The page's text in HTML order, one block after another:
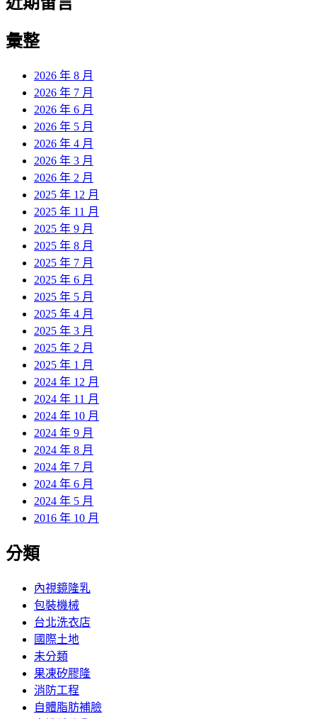
彙整
2026 年 8 月
2026 年 7 月
2026 年 6 月
2026 年 5 月
2026 年 4 月
2026 年 3 月
2026 年 2 月
2025 年 12 月
2025 年 11 月
2025 年 9 月
2025 年 8 月
2025 年 7 月
2025 年 6 月
2025 年 5 月
2025 年 4 月
2025 年 3 月
2025 年 2 月
2025 年 1 月
2024 年 12 月
2024 年 11 月
2024 年 10 月
2024 年 9 月
2024 年 8 月
2024 年 7 月
2024 年 6 月
2024 年 5 月
2016 年 10 月
分類
內視鏡隆乳
包裝機械
台北洗衣店
國際土地
未分類
果凍矽膠隆
消防工程
自體脂肪補臉